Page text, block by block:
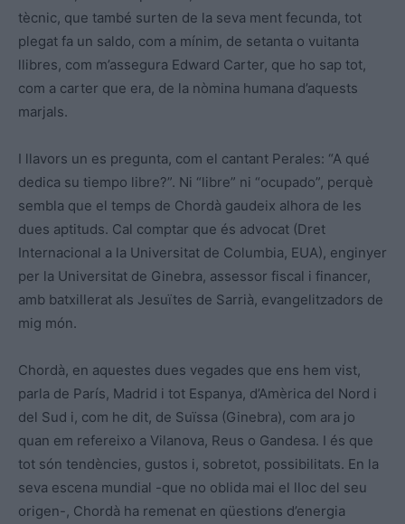
tècnic, que també surten de la seva ment fecunda, tot
plegat fa un saldo, com a mínim, de setanta o vuitanta
llibres, com m’assegura Edward Carter, que ho sap tot,
com a carter que era, de la nòmina humana d’aquests
marjals.
I llavors un es pregunta, com el cantant Perales: “A qué
dedica su tiempo libre?”. Ni “libre” ni “ocupado”, perquè
sembla que el temps de Chordà gaudeix alhora de les
dues aptituds. Cal comptar que és advocat (Dret
Internacional a la Universitat de Columbia, EUA), enginyer
per la Universitat de Ginebra, assessor fiscal i financer,
amb batxillerat als Jesuïtes de Sarrià, evangelitzadors de
mig món.
Chordà, en aquestes dues vegades que ens hem vist,
parla de París, Madrid i tot Espanya, d’Amèrica del Nord i
del Sud i, com he dit, de Suïssa (Ginebra), com ara jo
quan em refereixo a Vilanova, Reus o Gandesa. I és que
tot són tendències, gustos i, sobretot, possibilitats. En la
seva escena mundial -que no oblida mai el lloc del seu
origen-, Chordà ha remenat en qüestions d’energia